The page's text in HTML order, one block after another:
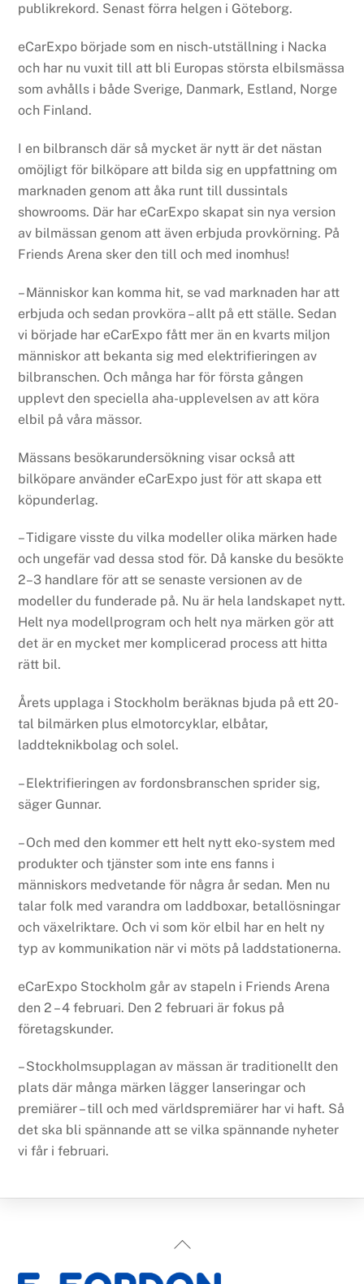
publikrekord. Senast förra helgen i Göteborg.
eCarExpo började som en nisch-utställning i Nacka
och har nu vuxit till att bli Europas största elbilsmässa
som avhålls i både Sverige, Danmark, Estland, Norge
och Finland.
I en bilbransch där så mycket är nytt är det nästan
omöjligt för bilköpare att bilda sig en uppfattning om
marknaden genom att åka runt till dussintals
showrooms. Där har eCarExpo skapat sin nya version
av bilmässan genom att även erbjuda provkörning. På
Friends Arena sker den till och med inomhus!
– Människor kan komma hit, se vad marknaden har att
erbjuda och sedan provköra – allt på ett ställe. Sedan
vi började har eCarExpo fått mer än en kvarts miljon
människor att bekanta sig med elektrifieringen av
bilbranschen. Och många har för första gången
upplevt den speciella aha-upplevelsen av att köra
elbil på våra mässor.
Mässans besökarundersökning visar också att
bilköpare använder eCarExpo just för att skapa ett
köpunderlag.
– Tidigare visste du vilka modeller olika märken hade
och ungefär vad dessa stod för. Då kanske du besökte
2–3 handlare för att se senaste versionen av de
modeller du funderade på. Nu är hela landskapet nytt.
Helt nya modellprogram och helt nya märken gör att
det är en mycket mer komplicerad process att hitta
rätt bil.
Årets upplaga i Stockholm beräknas bjuda på ett 20-
tal bilmärken plus elmotorcyklar, elbåtar,
laddteknikbolag och solel.
– Elektrifieringen av fordonsbranschen sprider sig,
säger Gunnar.
– Och med den kommer ett helt nytt eko-system med
produkter och tjänster som inte ens fanns i
människors medvetande för några år sedan. Men nu
talar folk med varandra om laddboxar, betallösningar
och växelriktare. Och vi som kör elbil har en helt ny
typ av kommunikation när vi möts på laddstationerna.
eCarExpo Stockholm går av stapeln i Friends Arena
den 2 – 4 februari. Den 2 februari är fokus på
företagskunder.
– Stockholmsupplagan av mässan är traditionellt den
plats där många märken lägger lanseringar och
premiärer – till och med världspremiärer har vi haft. Så
det ska bli spännande att se vilka spännande nyheter
vi får i februari.
Back